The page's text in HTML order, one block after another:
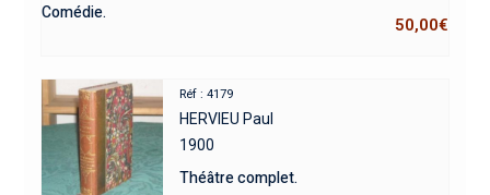
Comédie.
50,00€
Réf : 4179
HERVIEU Paul
1900
Théâtre complet.